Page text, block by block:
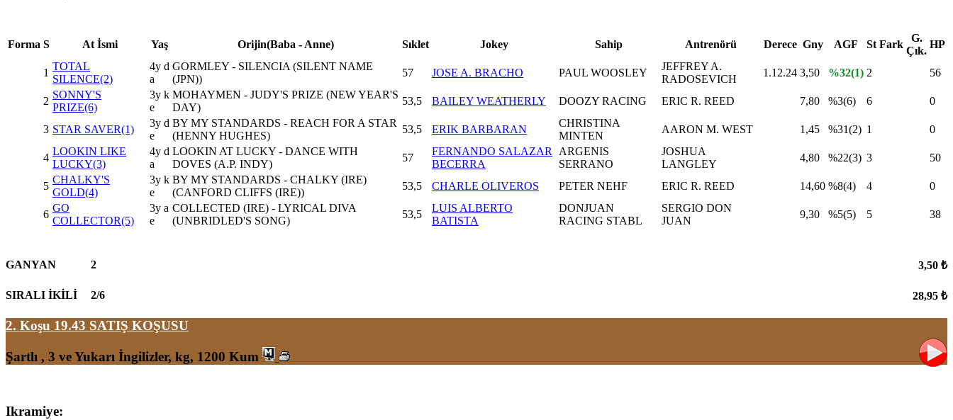
Forma S At İsmi Yaş Orijin(Baba - Anne) Sıklet Jokey Sahip Antrenörü Derece Gny AGF St Fark
G.
Çık.
HP
1
TOTAL
SILENCE(2)
4y d
a
GORMLEY - SILENCIA (SILENT NAME
(JPN))
57 JOSE A. BRACHO PAUL WOOSLEY
JEFFREY A.
RADOSEVICH
1.12.24 3,50 %32(1) 2 56
2
SONNY'S
PRIZE(6)
3y k
e
MOHAYMEN - JUDY'S PRIZE (NEW YEAR'S
DAY)
53,5 BAILEY WEATHERLY DOOZY RACING ERIC R. REED 7,80 %3(6) 6 0
3 STAR SAVER(1)
3y d
e
BY MY STANDARDS - REACH FOR A STAR
(HENNY HUGHES)
53,5 ERIK BARBARAN
CHRISTINA
MINTEN
AARON M. WEST 1,45 %31(2) 1 0
4
LOOKIN LIKE
LUCKY(3)
4y d
a
LOOKIN AT LUCKY - DANCE WITH
DOVES (A.P. INDY)
57
FERNANDO SALAZAR
BECERRA
ARGENIS
SERRANO
JOSHUA
LANGLEY
4,80 %22(3) 3 50
5
CHALKY'S
GOLD(4)
3y k
e
BY MY STANDARDS - CHALKY (IRE)
(CANFORD CLIFFS (IRE))
53,5 CHARLE OLIVEROS PETER NEHF ERIC R. REED 14,60 %8(4) 4 0
6
GO
COLLECTOR(5)
3y a
e
COLLECTED (IRE) - LYRICAL DIVA
(UNBRIDLED'S SONG)
53,5
LUIS ALBERTO
BATISTA
DONJUAN
RACING STABL
SERGIO DON
JUAN
9,30 %5(5) 5 38
GANYAN 2 3,50 ₺
SIRALI İKİLİ 2/6 28,95 ₺
2. Koşu 19.43 SATIŞ KOŞUSU
Şartlı , 3 ve Yukarı İngilizler, kg, 1200 Kum
Ikramiye: